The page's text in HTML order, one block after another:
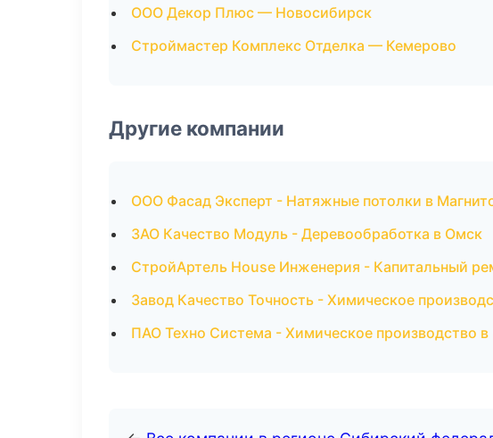
ООО Декор Плюс — Новосибирск
Строймастер Комплекс Отделка — Кемерово
Другие компании
ООО Фасад Эксперт - Натяжные потолки в
ЗАО Качество Модуль - Деревообработка в Омск
СтройАртель House Инженерия - Капитальный
Завод Качество Точность - Химическое
ПАО Техно Система - Химическое производство в